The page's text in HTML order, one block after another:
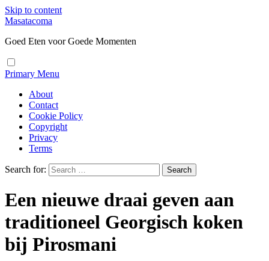
Skip to content
Masatacoma
Goed Eten voor Goede Momenten
Primary Menu
About
Contact
Cookie Policy
Copyright
Privacy
Terms
Search for:
Een nieuwe draai geven aan
traditioneel Georgisch koken
bij Pirosmani